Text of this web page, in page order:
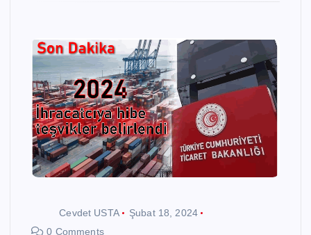
Cevdet USTA
Şubat 18, 2024
0 Comments